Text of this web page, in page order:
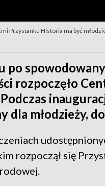
Przystanku Historia ma być
po
rozpoczęło
Podczas
dla młodzieży,
rozpoczął się